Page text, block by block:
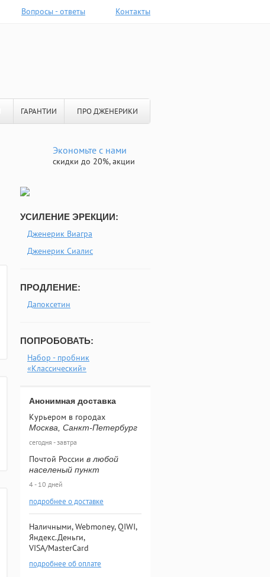
Вопросы - ответы Контакты
ГАРАНТИИ ПРО ДЖЕНЕРИКИ
Экономьте с нами
скидки до 20%, акции
УСИЛЕНИЕ ЭРЕКЦИИ:
Дженерик Виагра
Дженерик Сиалис
ПРОДЛЕНИЕ:
Дапоксетин
ПОПРОБОВАТЬ:
Набор - пробник
«Классический»
Анонимная доставка
Курьером в городах
Москва, Санкт-Петербург
сегодня - завтра
Почтой России в любой
населеный пункт
4 - 10 дней
подробнее о доставке
Наличными, Webmoney, QIWI,
Яндекс.Деньги,
VISA/MasterCard
подробнее об оплате